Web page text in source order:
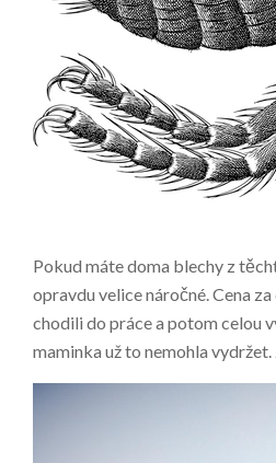
Pokud máte doma blechy z
opravdu velice náročné. Cena
chodili do práce a potom celou
maminka už to nemohla